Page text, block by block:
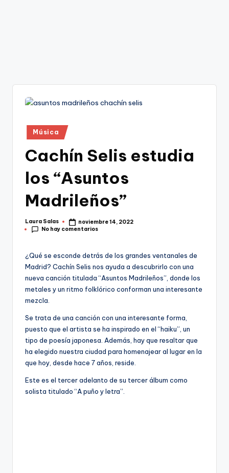
Publicado
en
Música
Cachín Selis estudia
los “Asuntos
Madrileños”
Publicado
por
Laura Salas
noviembre 14, 2022
No hay comentarios
¿Qué se esconde detrás de los grandes ventanales de
Madrid? Cachín Selis nos ayuda a descubrirlo con una
nueva canción titulada “Asuntos Madrileños”, donde los
metales y un ritmo folklórico conforman una interesante
mezcla.
Se trata de una canción con una interesante forma,
puesto que el artista se ha inspirado en el “haiku”, un
tipo de poesía japonesa. Además, hay que resaltar que
ha elegido nuestra ciudad para homenajear al lugar en la
que hoy, desde hace 7 años, reside.
Este es el tercer adelanto de su tercer álbum como
solista titulado “A puño y letra”.